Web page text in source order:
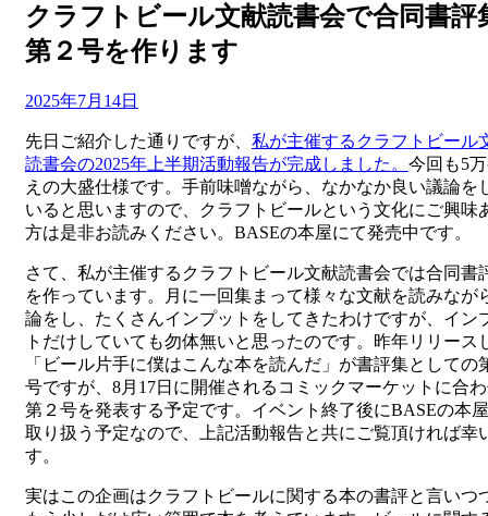
クラフトビール文献読書会で合同書評
第２号を作ります
投稿者master
投
日:
2025年7月14日
先日ご紹介した通りですが、 私が主催するクラフトビール
読書会の2025年上半期活動報告が完成しました。 今回も5
えの大盛仕様です。手前味噌ながら、なかなか良い議論を
いると思いますので、クラフトビールという文化にご興味
方は是非お読みください。BASEの本屋にて発売中です。
さて、私が主催するクラフトビール文献読書会では合同書
を作っています。月に一回集まって様々な文献を読みなが
論をし、たくさんインプットをしてきたわけですが、イン
トだけしていても勿体無いと思ったのです。昨年リリース
「ビール片手に僕はこんな本を読んだ」が書評集としての
号ですが、8月17日に開催されるコミックマーケットに合
第２号を発表する予定です。イベント終了後にBASEの本
取り扱う予定なので、上記活動報告と共にご覧頂ければ幸
す。
実はこの企画はクラフトビールに関する本の書評と言いつ